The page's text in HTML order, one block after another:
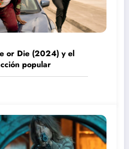
or Die (2024) y el
popular